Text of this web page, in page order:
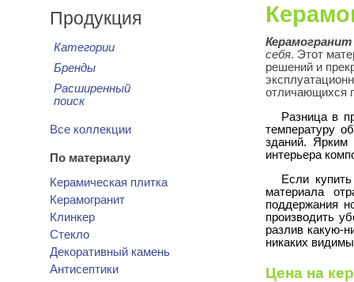
Продукция
Категории
Бренды
Расширенный
поиск
Все коллекции
По материалу
Керамическая плитка
Керамогранит
Клинкер
Стекло
Декоративный камень
Антисептики
Керамогранит
себя. Этот
решений и
отличающихся
Разница в
температуру
зданий. Ярким
интерьера
Если
материала
поддержания
производить
разлив какую-
никаких
Цена на